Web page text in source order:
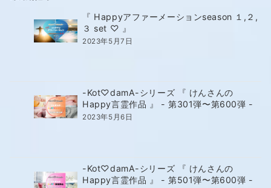
『 Happyアファーメーションseason １,２,
３ set ♡ 』
2023年5月7日
-Kot♡damA-シリーズ 『 けんさんの
Happy言霊作品 』 - 第301弾〜第600弾 -
2023年5月6日
-Kot♡damA-シリーズ 『 けんさんの
Happy言霊作品 』 - 第501弾〜第600弾 -